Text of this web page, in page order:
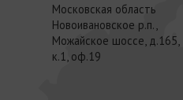
Московская область
Новоивановское р.п.,
Можайское шоссе, д.165,
к.1, оф.19